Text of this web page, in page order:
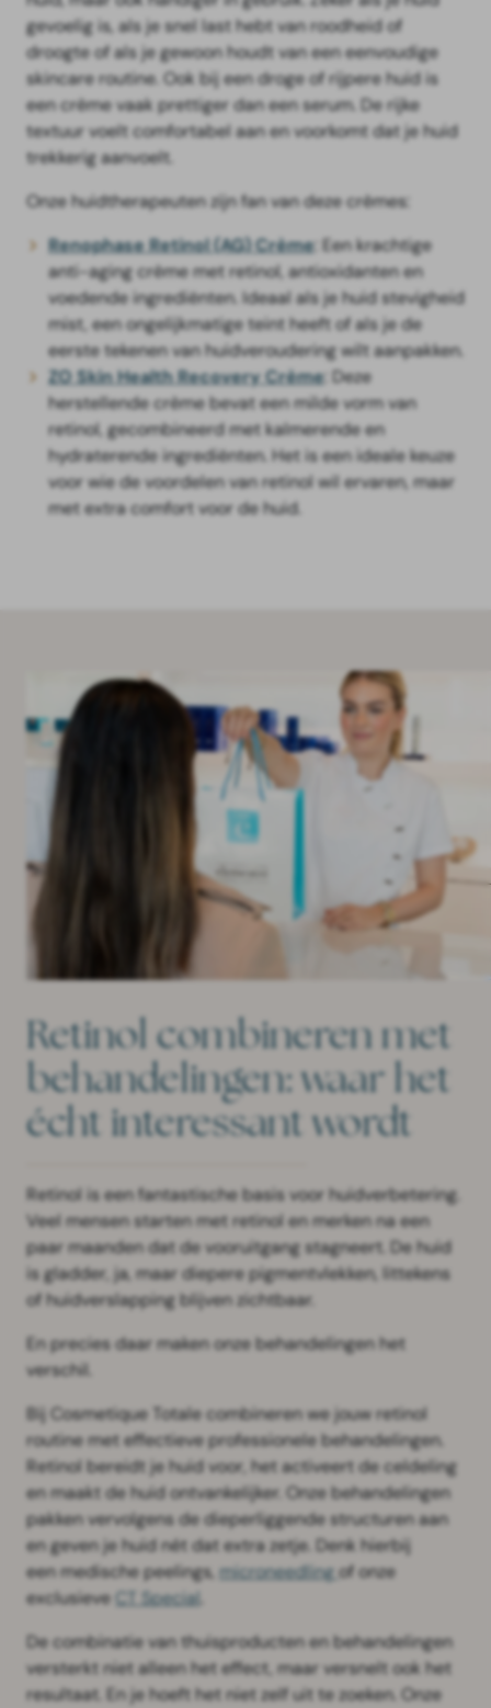
gevoelig is, als je snel last hebt van roodheid of
droogte of als je gewoon houdt van een eenvoudige
skincare routine. Ook bij een droge of rijpere huid is
een crème vaak prettiger dan een serum. De rijke
textuur voelt comfortabel aan en voorkomt dat je huid
trekkerig aanvoelt.
Onze huidtherapeuten zijn fan van deze crèmes:
Renophase Retinol (AG) Crème: Een krachtige
anti-aging crème met retinol, antioxidanten en
voedende ingrediënten. Ideaal als je huid stevigheid
mist, een ongelijkmatige teint heeft of als je de
eerste tekenen van huidveroudering wilt aanpakken.
ZO Skin Health Recovery Crème: Deze
herstellende crème bevat een milde vorm van
retinol, gecombineerd met kalmerende en
hydraterende ingrediënten. Het is een ideale keuze
voor wie de voordelen van retinol wil ervaren, maar
met extra comfort voor de huid.
Retinol combineren met
behandelingen: waar het
écht interessant wordt
Retinol is een fantastische basis voor huidverbetering.
Veel mensen starten met retinol en merken na een
paar maanden dat de vooruitgang stagneert. De huid
is gladder, ja, maar diepere pigmentvlekken, littekens
of huidverslapping blijven zichtbaar.
En precies daar maken onze behandelingen het
verschil.
Bij Cosmetique Totale combineren we jouw retinol
routine met effectieve professionele behandelingen.
Retinol bereidt je huid voor, het activeert de celdeling
en maakt de huid ontvankelijker. Onze behandelingen
pakken vervolgens de dieperliggende structuren aan
en geven je huid nét dat extra zetje. Denk hierbij
een medische peelings, microneedlingof onze
exclusieve CT Special
De combinatie van thuisproducten en behandelingen
versterkt niet alleen het effect, maar versnelt ook het
resultaat. En je hoeft het niet zelf uit te zoeken. Onze